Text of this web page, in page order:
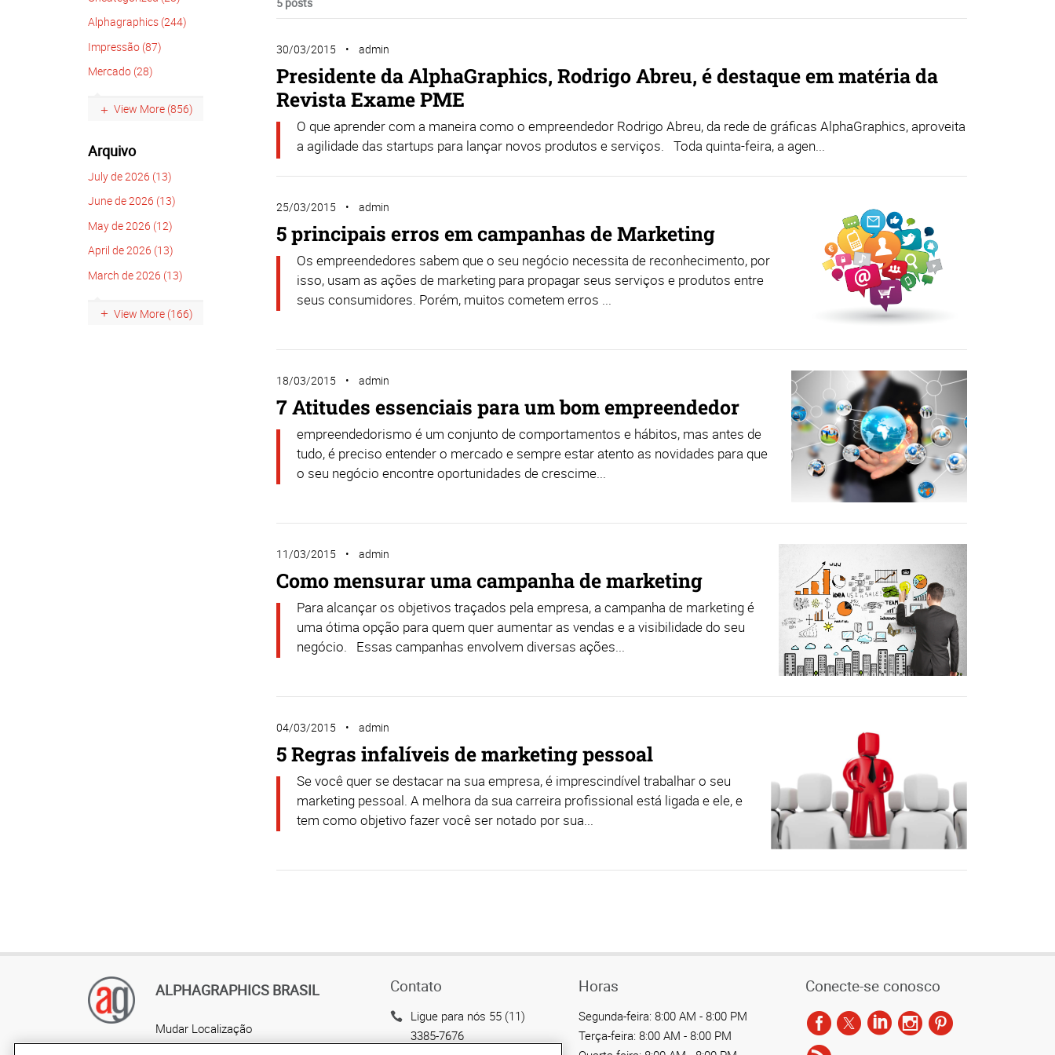
Alphagraphics (244)
Impressão (87)
Mercado (28)
View More (856)
Arquivo
July de 2026 (13)
June de 2026 (13)
May de 2026 (12)
April de 2026 (13)
March de 2026 (13)
View More (166)
30/03/2015 admin
Presidente da AlphaGraphics, Rodrigo Abreu, é destaque em matéria da
Revista Exame PME
O que aprender com a maneira como o empreendedor Rodrigo Abreu, da rede de gráficas AlphaGraphics, aproveita
a agilidade das startups para lançar novos produtos e serviços. Toda quinta-feira, a agen...
25/03/2015 admin
5 principais erros em campanhas de Marketing
Os empreendedores sabem que o seu negócio necessita de reconhecimento, por
isso, usam as ações de marketing para propagar seus serviços e produtos entre
seus consumidores. Porém, muitos cometem erros ...
18/03/2015 admin
7 Atitudes essenciais para um bom empreendedor
empreendedorismo é um conjunto de comportamentos e hábitos, mas antes de
tudo, é preciso entender o mercado e sempre estar atento as novidades para que
o seu negócio encontre oportunidades de crescime...
11/03/2015 admin
Como mensurar uma campanha de marketing
Para alcançar os objetivos traçados pela empresa, a campanha de marketing é
uma ótima opção para quem quer aumentar as vendas e a visibilidade do seu
negócio. Essas campanhas envolvem diversas ações...
04/03/2015 admin
5 Regras infalíveis de marketing pessoal
Se você quer se destacar na sua empresa, é imprescindível trabalhar o seu
marketing pessoal. A melhora da sua carreira profissional está ligada e ele, e
tem como objetivo fazer você ser notado por sua...
ALPHAGRAPHICS BRASIL
Mudar Localização
AlphaGraphics Brasil
Contato
Ligue para nós 55 (11)
3385-7676
Horas
Segunda-feira: 8:00 AM - 8:00 PM
Terça-feira: 8:00 AM - 8:00 PM
Conecte-se conosco